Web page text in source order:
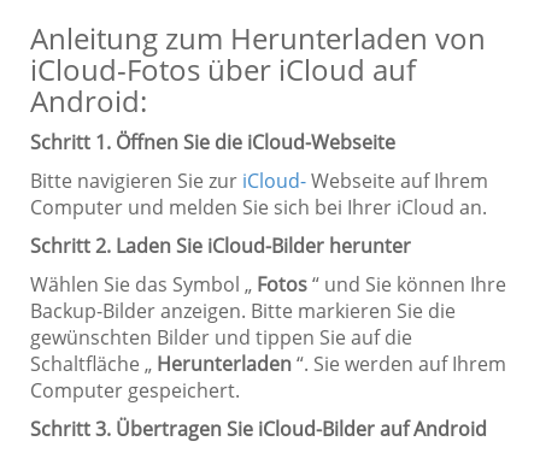
Anleitung zum Herunterladen von
iCloud-Fotos über iCloud auf
Android:
Schritt 1. Öffnen Sie die iCloud-Webseite
Bitte navigieren Sie zur iCloud-Webseite auf Ihrem
Computer und melden Sie sich bei Ihrer iCloud an.
Schritt 2. Laden Sie iCloud-Bilder herunter
Wählen Sie das Symbol „ Fotos“ und Sie können Ihre
Backup-Bilder anzeigen. Bitte markieren Sie die
gewünschten Bilder und tippen Sie auf die
Schaltfläche „ Herunterladen“. Sie werden auf Ihrem
Computer gespeichert.
Schritt 3. Übertragen Sie iCloud-Bilder auf Android